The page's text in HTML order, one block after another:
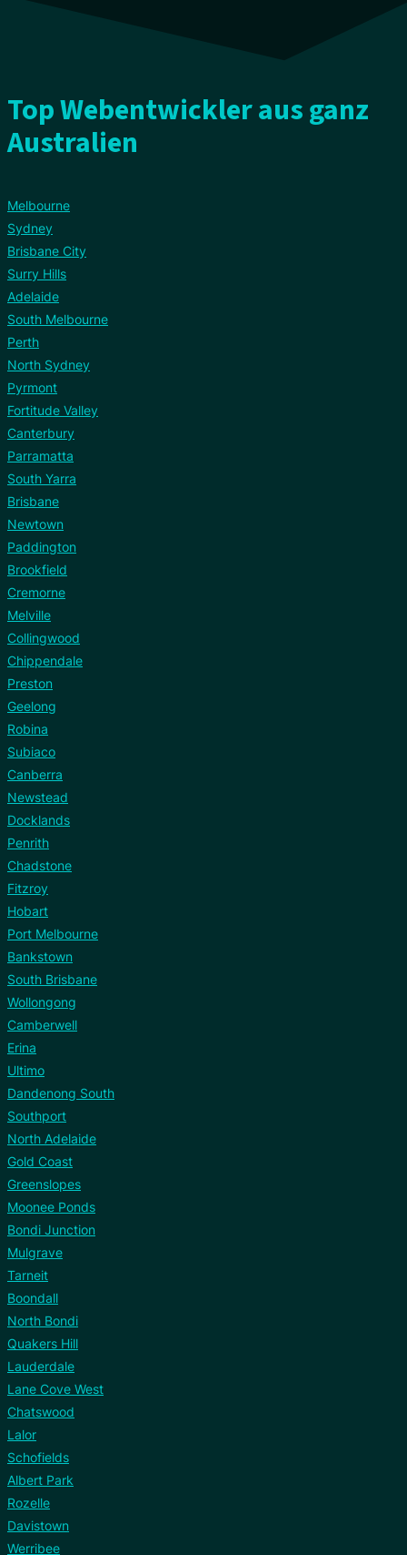
Top Webentwickler aus ganz
Australien
Melbourne
Sydney
Brisbane City
Surry Hills
Adelaide
South Melbourne
Perth
North Sydney
Pyrmont
Fortitude Valley
Canterbury
Parramatta
South Yarra
Brisbane
Newtown
Paddington
Brookfield
Cremorne
Melville
Collingwood
Chippendale
Preston
Geelong
Robina
Subiaco
Canberra
Newstead
Docklands
Penrith
Chadstone
Fitzroy
Hobart
Port Melbourne
Bankstown
South Brisbane
Wollongong
Camberwell
Erina
Ultimo
Dandenong South
Southport
North Adelaide
Gold Coast
Greenslopes
Moonee Ponds
Bondi Junction
Mulgrave
Tarneit
Boondall
North Bondi
Quakers Hill
Lauderdale
Lane Cove West
Chatswood
Lalor
Schofields
Albert Park
Rozelle
Davistown
Werribee